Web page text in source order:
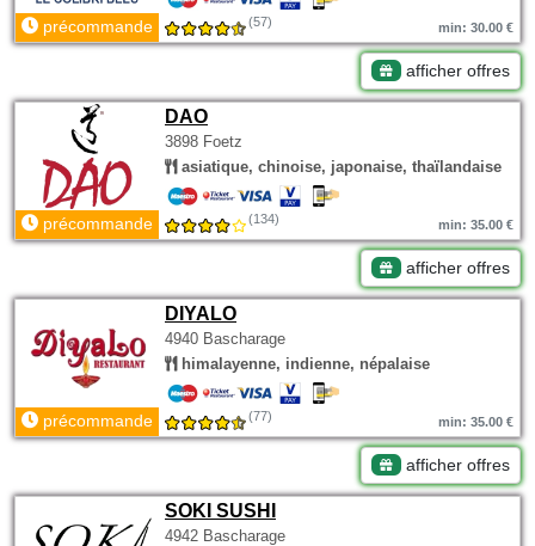
précommande (57) min: 30.00 €
afficher offres
DAO
3898 Foetz
asiatique, chinoise, japonaise, thaïlandaise
précommande (134) min: 35.00 €
afficher offres
DIYALO
4940 Bascharage
himalayenne, indienne, népalaise
précommande (77) min: 35.00 €
afficher offres
SOKI SUSHI
4942 Bascharage